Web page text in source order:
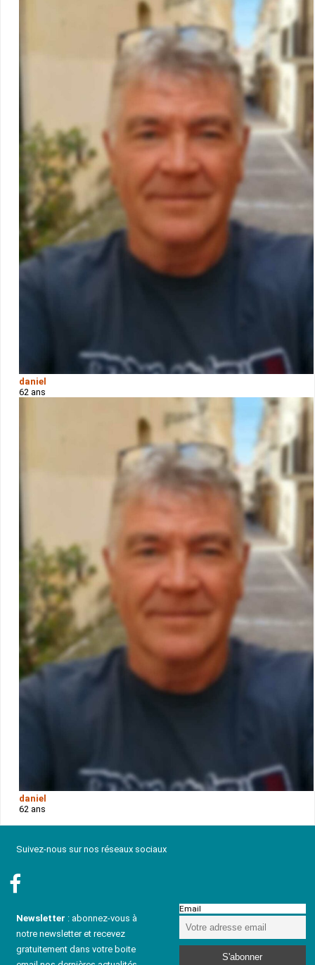
daniel
62 ans
daniel
62 ans
Suivez-nous sur nos réseaux sociaux
Newsletter : abonnez-vous à
notre newsletter et recevez
gratuitement dans votre boite
Email